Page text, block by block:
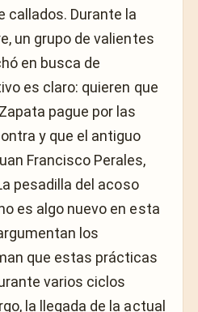
callados. Durante la
un grupo de valientes
en busca de
es claro: quieren que
pague por las
y que el antiguo
Francisco Perales,
pesadilla del acoso
es algo nuevo en esta
los
que estas prácticas
varios ciclos
la llegada de la actual